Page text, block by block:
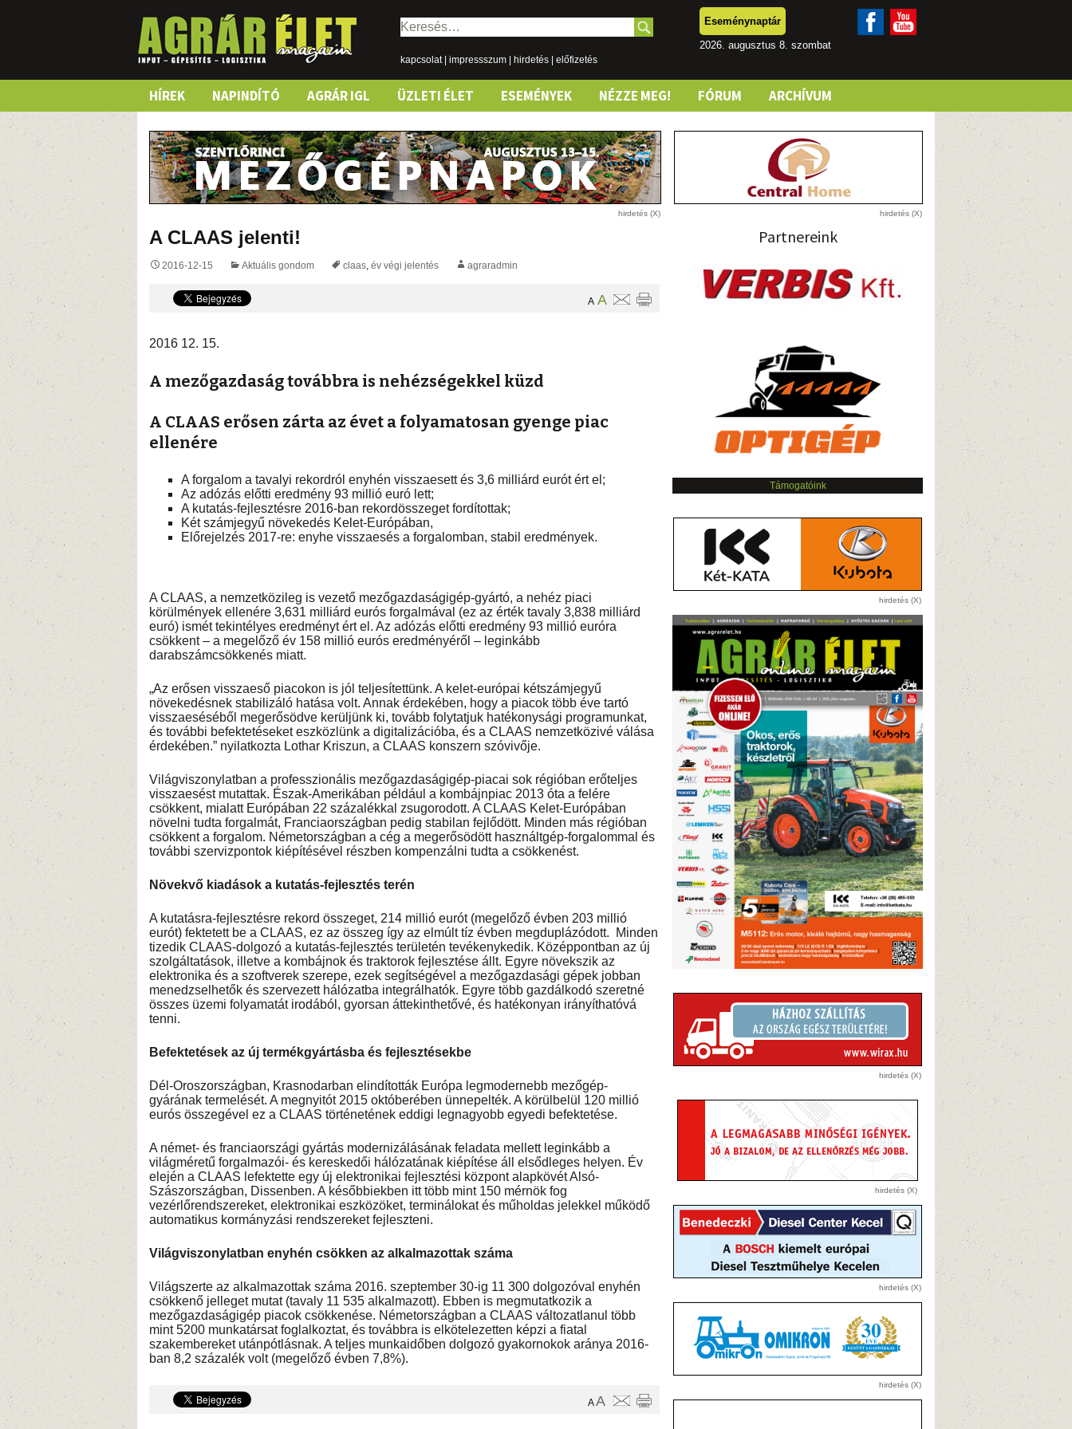
Keresés:
kapcsolat| impressszum hirdetés előfizetés
Eseménynaptár
2026. augusztus 8. szombat
Skip
content
HÍREK NAPINDÍTÓ AGRÁR IGL ÜZLETI ÉLET ESEMÉNYEK NÉZZE MEG! FÓRUM ARCHÍVUM
A CLAAS jelenti!
2016-12-15 Aktuális gondom claas, év végi jelentés agraradmin
A A
2016 12. 15.
A mezőgazdaság továbbra is nehézségekkel küzd
A CLAAS erősen zárta az évet a folyamatosan gyenge piac
ellenére
A forgalom a tavalyi rekordról enyhén visszaesett és 3,6 milliárd eurót ért el;
Az adózás előtti eredmény 93 millió euró lett;
A kutatás-fejlesztésre 2016-ban rekordösszeget fordítottak;
Két számjegyű növekedés Kelet-Európában,
Előrejelzés 2017-re: enyhe visszaesés a forgalomban, stabil eredmények.
A CLAAS, a nemzetközileg is vezető mezőgazdaságigép-gyártó, a nehéz piaci
körülmények ellenére 3,631 milliárd eurós forgalmával (ez az érték tavaly 3,838 milliárd
euró) ismét tekintélyes eredményt ért el. Az adózás előtti eredmény 93 millió euróra
csökkent – a megelőző év 158 millió eurós eredményéről – leginkább
darabszámcsökkenés miatt.
„Az erősen visszaeső piacokon is jól teljesítettünk. A kelet-európai kétszámjegyű
növekedésnek stabilizáló hatása volt. Annak érdekében, hogy a piacok több éve tartó
visszaeséséből megerősödve kerüljünk ki, tovább folytatjuk hatékonysági programunkat,
és további befektetéseket eszközlünk a digitalizációba, és a CLAAS nemzetközivé válása
érdekében.” nyilatkozta Lothar Kriszun, a CLAAS konszern szóvivője.
Világviszonylatban a professzionális mezőgazdaságigép-piacai sok régióban erőteljes
visszaesést mutattak. Észak-Amerikában például a kombájnpiac 2013 óta a felére
csökkent, mialatt Európában 22 százalékkal zsugorodott. A CLAAS Kelet-Európában
növelni tudta forgalmát, Franciaországban pedig stabilan fejlődött. Minden más régióban
csökkent a forgalom. Németországban a cég a megerősödött használtgép-forgalommal és
további szervizpontok kiépítésével részben kompenzálni tudta a csökkenést.
Növekvő kiadások a kutatás-fejlesztés terén
A kutatásra-fejlesztésre rekord összeget, 214 millió eurót (megelőző évben 203 millió
eurót) fektetett be a CLAAS, ez az összeg így az elmúlt tíz évben megduplázódott. Minden
tizedik CLAAS-dolgozó a kutatás-fejlesztés területén tevékenykedik. Középpontban az új
szolgáltatások, illetve a kombájnok és traktorok fejlesztése állt. Egyre növekszik az
elektronika és a szoftverek szerepe, ezek segítségével a mezőgazdasági gépek jobban
menedzselhetők és szervezett hálózatba integrálhatók. Egyre több gazdálkodó szeretné
összes üzemi folyamatát irodából, gyorsan áttekinthetővé, és hatékonyan irányíthatóvá
tenni.
Befektetések az új termékgyártásba és fejlesztésekbe
Dél-Oroszországban, Krasnodarban elindították Európa legmodernebb mezőgép-
gyárának termelését. A megnyitót 2015 októberében ünnepelték. A körülbelül 120 millió
eurós összegével ez a CLAAS történetének eddigi legnagyobb egyedi befektetése.
A német- és franciaországi gyártás modernizálásának feladata mellett leginkább a
világméretű forgalmazói- és kereskedői hálózatának kiépítése áll elsődleges helyen. Év
elején a CLAAS lefektette egy új elektronikai fejlesztési központ alapkövét Alsó-
Szászországban, Dissenben. A későbbiekben itt több mint 150 mérnök fog
vezérlőrendszereket, elektronikai eszközöket, terminálokat és műholdas jelekkel működő
automatikus kormányzási rendszereket fejleszteni.
Világviszonylatban enyhén csökken az alkalmazottak száma
Világszerte az alkalmazottak száma 2016. szeptember 30-ig 11 300 dolgozóval enyhén
csökkenő jelleget mutat (tavaly 11 535 alkalmazott). Ebben is megmutatkozik a
mezőgazdaságigép piacok csökkenése. Németországban a CLAAS változatlanul több
mint 5200 munkatársat foglalkoztat, és továbbra is elkötelezetten képzi a fiatal
szakembereket utánpótlásnak. A teljes munkaidőben dolgozó gyakornokok aránya 2016-
ban 8,2 százalék volt (megelőző évben 7,8%).
A A
Partnereink